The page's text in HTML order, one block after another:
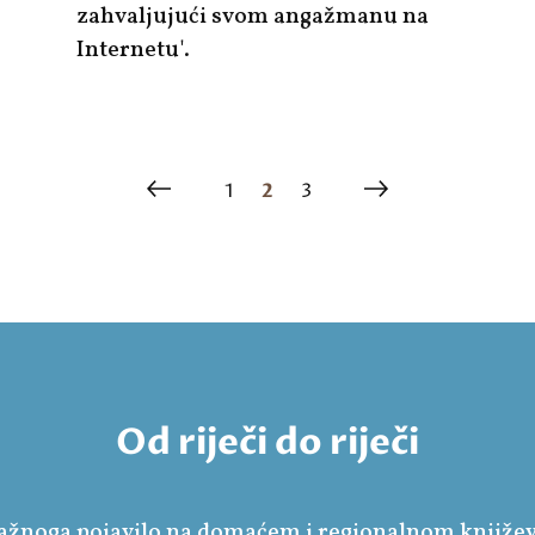
zahvaljujući svom angažmanu na
Internetu'.
1 2 3
Od riječi do riječi